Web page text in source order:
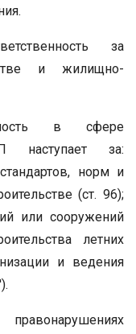
за
и жилищно-
в сфере
наступает за:
норм и
(ст. 96);
или сооружений
летних
и ведения